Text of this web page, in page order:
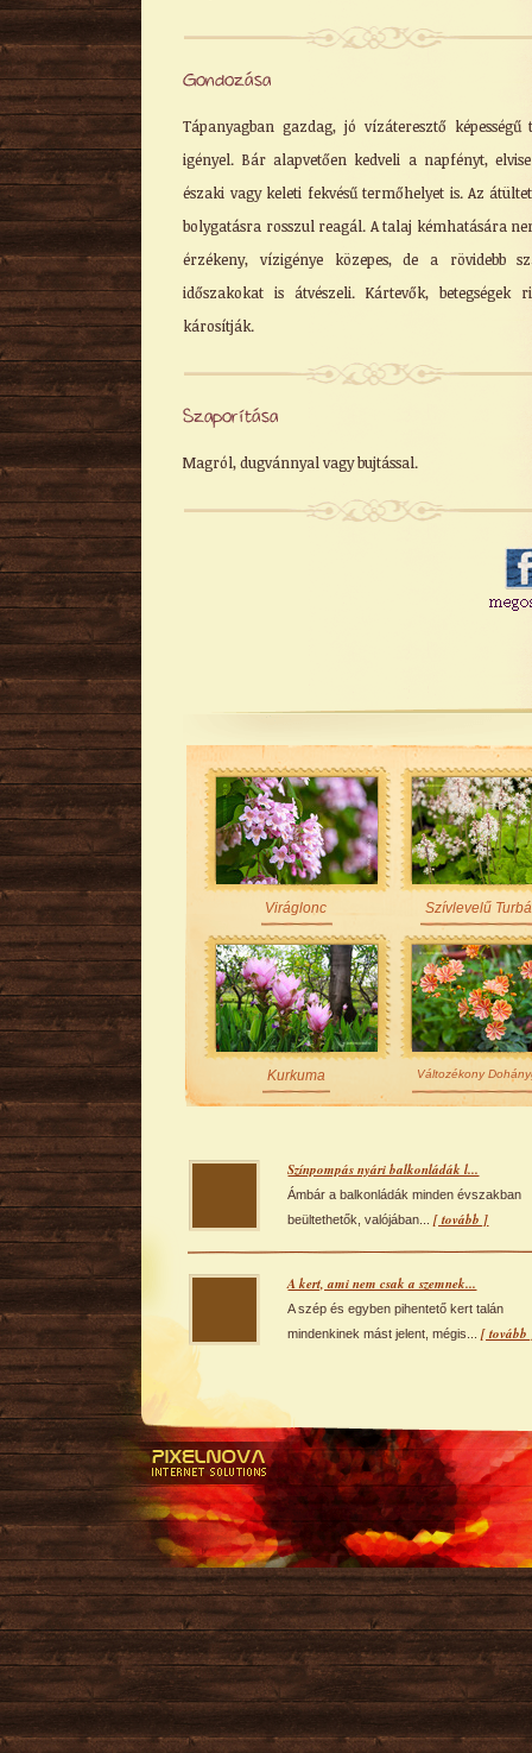
Gondozása
Tápanyagban gazdag, jó vízáteresztő képességű
igényel. Bár alapvetően kedveli a napfényt,
északi vagy keleti fekvésű termőhelyet is. Az
bolygatásra rosszul reagál. A talaj kémhatására
érzékeny, vízigénye közepes, de a rövidebb
időszakokat is átvészeli. Kártevők, betegségek
károsítják.
Szaporítása
Magról, dugvánnyal vagy bujtással.
Viráglonc Szívlevelű
Kurkuma Változékony
Színpompás nyári balkonládák l...
Ámbár a balkonládák minden évszakban
beültethetők, valójában...[ tovább ]
A kert, ami nem csak a szemnek...
A szép és egyben pihentető kert talán
mindenkinek mást jelent, mégis...[ tovább